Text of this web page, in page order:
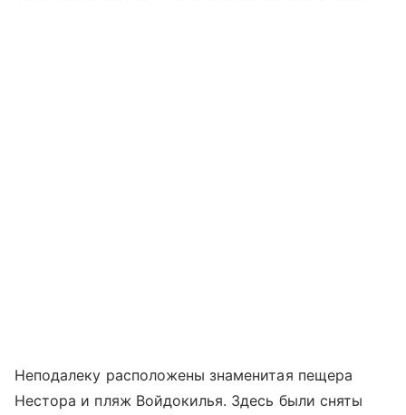
Неподалеку расположены знаменитая пещера
Нестора и пляж Войдокилья. Здесь были сняты